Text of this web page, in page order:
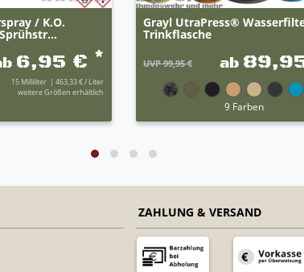
/ K.O.
6,95 € *
15Milliliter | 463,33 € / Liter
weitere Größen erhältlich
Grayl UtraPress®
Trinkflasche
UVP 99,95 € ab
9 Farben
ZAHLUNG & VERSAND